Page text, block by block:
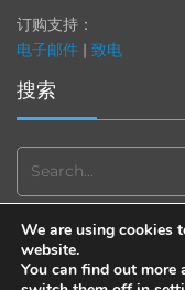
订购支持：
电子邮件 | 致电
搜索
Search
for:
We are using cookies
website.
You can find out more